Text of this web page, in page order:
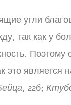
угли
так как у
это является
, 22б;